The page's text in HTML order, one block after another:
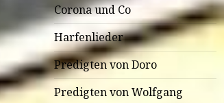
Corona und Co
Harfenlieder
Predigten von Doro
Predigten von Wolfgang